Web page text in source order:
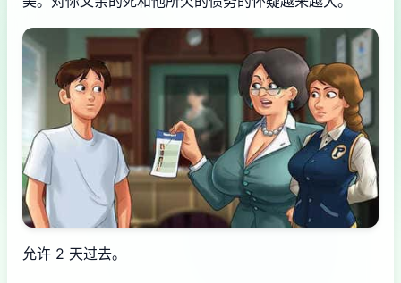
允许 2 天过去。